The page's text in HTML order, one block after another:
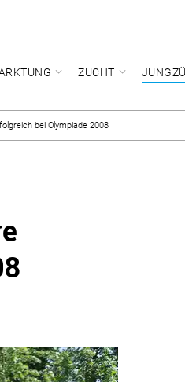
ZUCHT
bei Olympiade 2008